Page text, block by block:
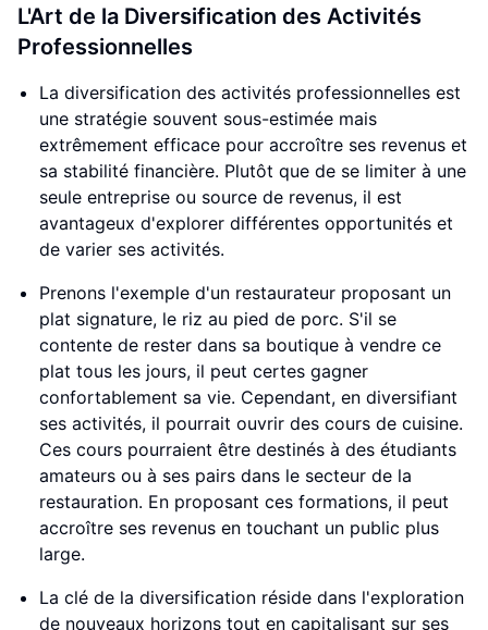
L'Art de la Diversification des Activités
Professionnelles
La diversification des activités professionnelles est
une stratégie souvent sous-estimée mais
extrêmement efficace pour accroître ses revenus et
sa stabilité financière. Plutôt que de se limiter à une
seule entreprise ou source de revenus, il est
avantageux d'explorer différentes opportunités et
de varier ses activités.
Prenons l'exemple d'un restaurateur proposant un
plat signature, le riz au pied de porc. S'il se
contente de rester dans sa boutique à vendre ce
plat tous les jours, il peut certes gagner
confortablement sa vie. Cependant, en diversifiant
ses activités, il pourrait ouvrir des cours de cuisine.
Ces cours pourraient être destinés à des étudiants
amateurs ou à ses pairs dans le secteur de la
restauration. En proposant ces formations, il peut
accroître ses revenus en touchant un public plus
large.
La clé de la diversification réside dans l'exploration
de nouveaux horizons tout en capitalisant sur ses